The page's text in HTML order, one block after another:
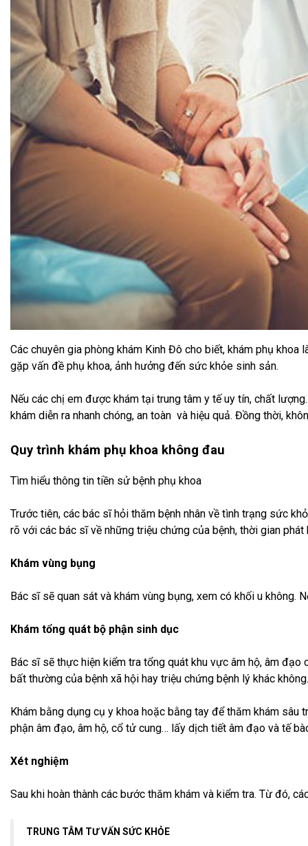
Các chuyên gia phòng khám Kinh Đô cho biết, khám phụ
gặp vấn đề phụ khoa, ảnh hưởng đến sức khỏe sinh sản.
Nếu các chị em được khám tại trung tâm y tế uy tín, chất
khám diễn ra nhanh chóng, an toàn và hiệu quả. Đồng thời,
Quy trình khám phụ khoa không đau
Tìm hiểu thông tin tiền sử bệnh phụ khoa
Trước tiên, các bác sĩ hỏi thăm bệnh nhân về tình trạng sức
rõ với các bác sĩ về những triệu chứng của bệnh, thời gian phát
Khám vùng bụng
Bác sĩ sẽ quan sát và khám vùng bụng, xem có khối u không.
Khám tổng quát bộ phận sinh dục
Bác sĩ sẽ thực hiện kiểm tra tổng quát khu vực âm hộ, âm
bất thường của bệnh xã hội hay triệu chứng bệnh lý khác không.
Khám bằng dụng cụ y khoa hoặc bằng tay để thăm khám
phận âm đạo, âm hộ, cổ tử cung… lấy dịch tiết âm đạo và tế
Xét nghiệm
Sau khi hoàn thành các bước thăm khám và kiểm tra. Từ đó,
TRUNG TÂM TƯ VẤN SỨC KHỎE